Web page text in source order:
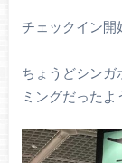
チェックイン開
ちょうどシンガ
ミングだったよ